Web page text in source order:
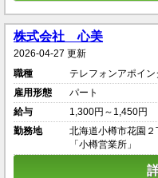
株式会社 心美
2026-04-27 更新
職種
テレフォンアポイン
雇用形態
パート
給与
1,300円～1,450円
勤務地
北海道小樽市花園
「小樽営業所」